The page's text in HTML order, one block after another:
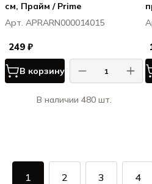
см, Прайм / Prime
Арт. APRARN000014015
249 ₽
В корзину
В наличии 480 шт.
1 2 3 4